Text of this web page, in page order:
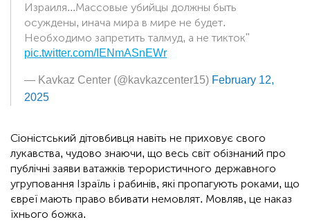
Израиля...Массовые убийцы должны быть
осуждены, инача мира в мире не будет.
Необходимо запретить талмуд, а не тикток"
pic.twitter.com/IENmASnEWr
— Kavkaz Center (@kavkazcenter15) February 12,
2025
Сіоністський дітовбивця навіть не приховує свого
лукавства, чудово знаючи, що весь світ обізнаний про
публічні заяви ватажків терористичного державного
угруповання Ізраїль і рабинів, які пропагують роками, що
євреї мають право вбивати немовлят. Мовляв, це наказ
їхнього божка.